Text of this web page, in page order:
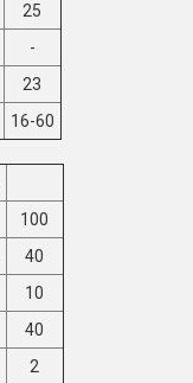
25
-
23
16-60
100
40
10
40
2